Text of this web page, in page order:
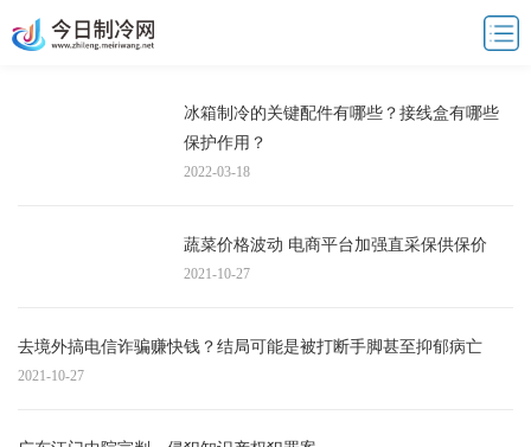
冰箱制冷的关键配件有哪些？接线盒有哪些
保护作用？
2022-03-18
蔬菜价格波动 电商平台加强直采保供保价
2021-10-27
去境外搞电信诈骗赚快钱？结局可能是被打断手脚甚至抑郁病亡
2021-10-27